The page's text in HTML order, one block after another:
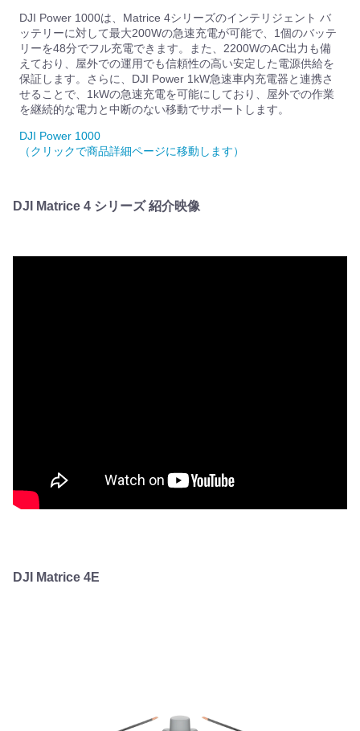
DJI Power 1000は、Matrice 4シリーズのインテリジェント バ
ッテリーに対して最大200Wの急速充電が可能で、1個のバッテ
リーを48分でフル充電できます。また、2200WのAC出力も備
えており、屋外での運用でも信頼性の高い安定した電源供給を
保証します。さらに、DJI Power 1kW急速車内充電器と連携さ
せることで、1kWの急速充電を可能にしており、屋外での作業
を継続的な電力と中断のない移動でサポートします。
DJI Power 1000
（クリックで商品詳細ページに移動します）
DJI Matrice 4 シリーズ 紹介映像
DJI Matrice 4E